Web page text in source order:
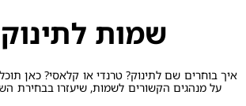
שמות
איך בוחרים שם לתינוק? טרנדי או קלאסי? כאן
על מנהגים הקשורים לשמות, שיעזרו בבחירת